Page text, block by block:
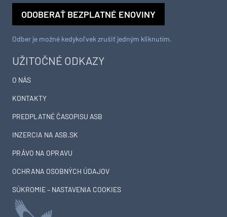
UŽITOČNÉ ODKAZY
O NÁS
KONTAKTY
PREDPLATNÉ ČASOPISU ASB
INZERCIA NA ASB.SK
PRÁVO NA OPRAVU
OCHRANA OSOBNÝCH ÚDAJOV
SÚKROMIE – NASTAVENIA COOKIES
ODOBERAŤ BEZPLATNÉ ENOVINY
Odber je možné kedykoľvek zrušiť jedným kliknutím.